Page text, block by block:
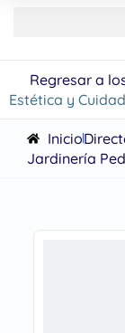
Regresar a
Estética y
Inicio
Jardinería